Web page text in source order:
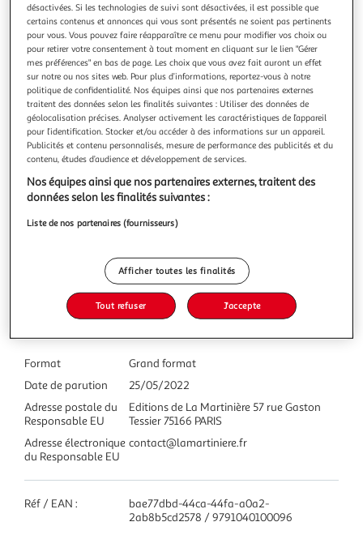
JOURNAL D'UNE PESTE TOME 11 : LA SAISON DES
AMOURS !, Sam Virginy L.
A cause d'un gros malentendu, tout le collège croit que
Fannette sort avec Kevin. Si cette rumeur parvient aux
oreilles de Théo, il va croire qu'elle ne l'aime plus... Fannette
doit absolument trouver un moyen de rétablir la vérité. Et
vite ! Les vraies pestes le savent : quand on veut vraiment
quel
En savoir +
Vous voulez connaître le prix de ce produit ?
Afficher le prix
Caractéristiques
Format
Grand format
Date de parution
25/05/2022
Adresse postale du
Responsable EU
Editions de La Martinière 57 rue Gaston
Tessier 75166 PARIS
Adresse électronique
du Responsable EU
contact@lamartiniere.fr
Réf / EAN :
bae77dbd-44ca-44fa-a0a2-
2ab8b5cd2578 / 9791040100096
désactivées. Si les technologies de suivi sont désactivées, il est possible que
certains contenus et annonces qui vous sont présentés ne soient pas pertinents
pour vous. Vous pouvez faire réapparaître ce menu pour modifier vos choix ou
pour retirer votre consentement à tout moment en cliquant sur le lien "Gérer
mes préférences" en bas de page. Les choix que vous avez fait auront un effet
sur notre ou nos sites web. Pour plus d’informations, reportez-vous à notre
politique de confidentialité. Nos équipes ainsi que nos partenaires externes
traitent des données selon les finalités suivantes : Utiliser des données de
géolocalisation précises. Analyser activement les caractéristiques de l’appareil
pour l’identification. Stocker et/ou accéder à des informations sur un appareil.
Publicités et contenu personnalisés, mesure de performance des publicités et du
contenu, études d’audience et développement de services.
Nos équipes ainsi que nos partenaires externes, traitent des
données selon les finalités suivantes :
Liste de nos partenaires (fournisseurs)
Afficher toutes les finalités
Tout refuser J'accepte